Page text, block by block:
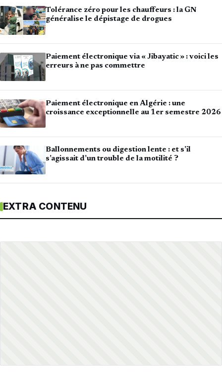
Tolérance zéro pour les chauffeurs : la GN
généralise le dépistage de drogues
Paiement électronique via « Jibayatic » : voici les
erreurs à ne pas commettre
Paiement électronique en Algérie : une
croissance exceptionnelle au 1er semestre 2026
Ballonnements ou digestion lente : et s’il
s’agissait d’un trouble de la motilité ?
EXTRA CONTENU